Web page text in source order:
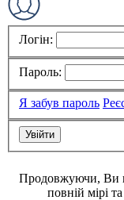
Логін:
Пароль:
Я забув пароль
Продовжуючи, Ви
повній мірі